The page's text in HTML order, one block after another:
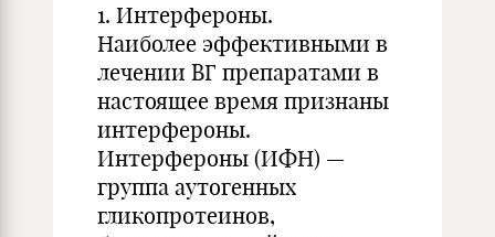
1. Интерфероны.
Наиболее эффективными в
лечении ВГ препаратами в
настоящее время признаны
интерфероны.
Интерфероны (ИФН) —
группа аутогенных
гликопротеинов,